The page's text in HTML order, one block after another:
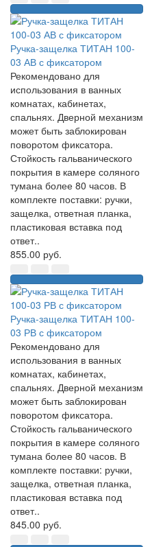
Ручка-защелка ТИТАН 100-
03 АВ с фиксатором
Рекомендовано для
использования в ванных
комнатах, кабинетах,
спальнях. Дверной механизм
может быть заблокирован
поворотом фиксатора.
Стойкость гальванического
покрытия в камере соляного
тумана более 80 часов. В
комплекте поставки: ручки,
защелка, ответная планка,
пластиковая вставка под
ответ..
855.00 руб.
Ручка-защелка ТИТАН 100-
03 РВ с фиксатором
Рекомендовано для
использования в ванных
комнатах, кабинетах,
спальнях. Дверной механизм
может быть заблокирован
поворотом фиксатора.
Стойкость гальванического
покрытия в камере соляного
тумана более 80 часов. В
комплекте поставки: ручки,
защелка, ответная планка,
пластиковая вставка под
ответ..
845.00 руб.